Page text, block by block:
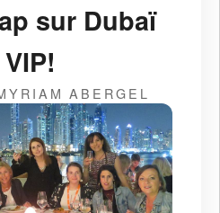
sur Dubaï
ABERGEL